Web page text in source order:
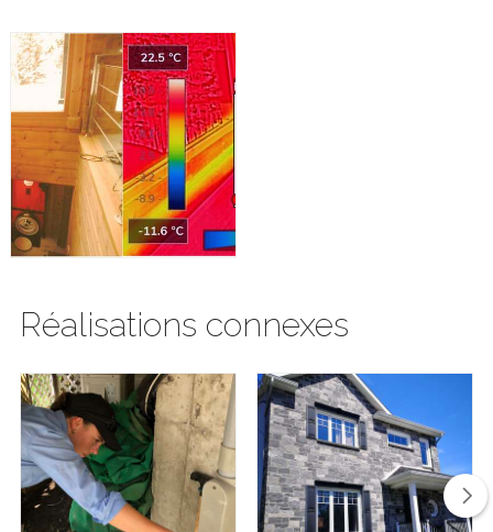
Réalisations connexes